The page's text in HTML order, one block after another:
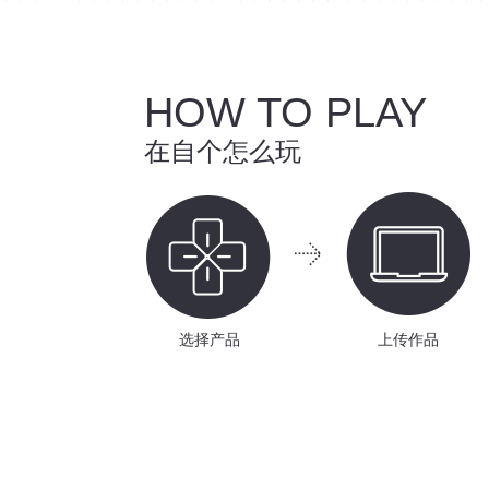
HOW TO PLAY
在自个怎么玩
选择产品 上传作品